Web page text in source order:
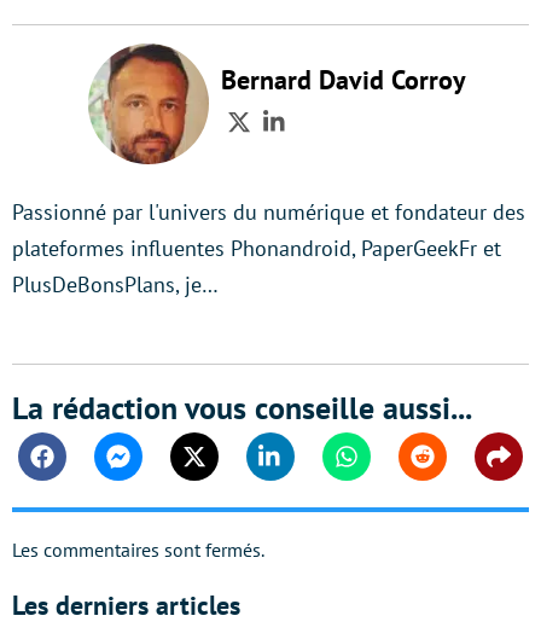
Bernard David Corroy
TwitterLinkedIn
Passionné par l'univers du numérique et fondateur des
plateformes influentes Phonandroid, PaperGeekFr et
PlusDeBonsPlans, je…
La rédaction vous conseille aussi...
FacebookMessengerTwitter Linkedin WhatsappReddit
Les commentaires sont fermés.
Les derniers articles